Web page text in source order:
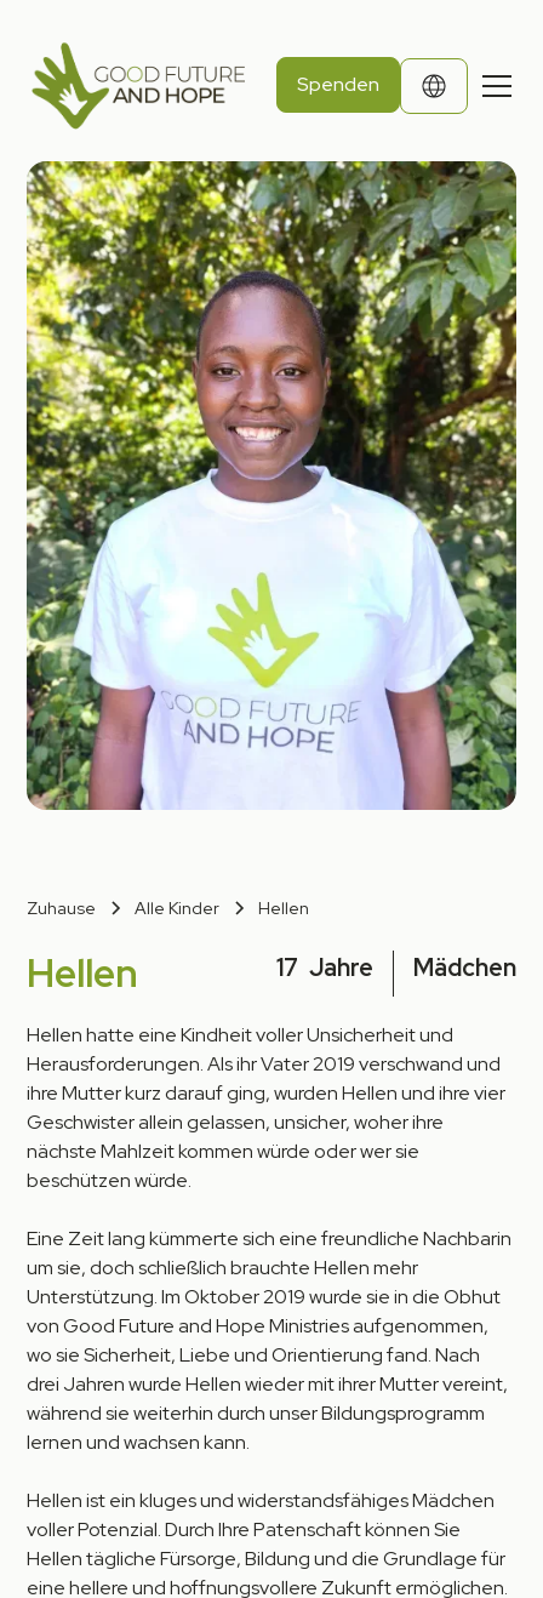
Spenden
Zuhause Alle Kinder Hellen
Hellen 17 Jahre Mädchen
Hellen hatte eine Kindheit voller Unsicherheit und
Herausforderungen. Als ihr Vater 2019 verschwand und
ihre Mutter kurz darauf ging, wurden Hellen und ihre vier
Geschwister allein gelassen, unsicher, woher ihre
nächste Mahlzeit kommen würde oder wer sie
beschützen würde.
Eine Zeit lang kümmerte sich eine freundliche Nachbarin
um sie, doch schließlich brauchte Hellen mehr
Unterstützung. Im Oktober 2019 wurde sie in die Obhut
von Good Future and Hope Ministries aufgenommen,
wo sie Sicherheit, Liebe und Orientierung fand. Nach
drei Jahren wurde Hellen wieder mit ihrer Mutter vereint,
während sie weiterhin durch unser Bildungsprogramm
lernen und wachsen kann.
Hellen ist ein kluges und widerstandsfähiges Mädchen
voller Potenzial. Durch Ihre Patenschaft können Sie
Hellen tägliche Fürsorge, Bildung und die Grundlage für
eine hellere und hoffnungsvollere Zukunft ermöglichen.